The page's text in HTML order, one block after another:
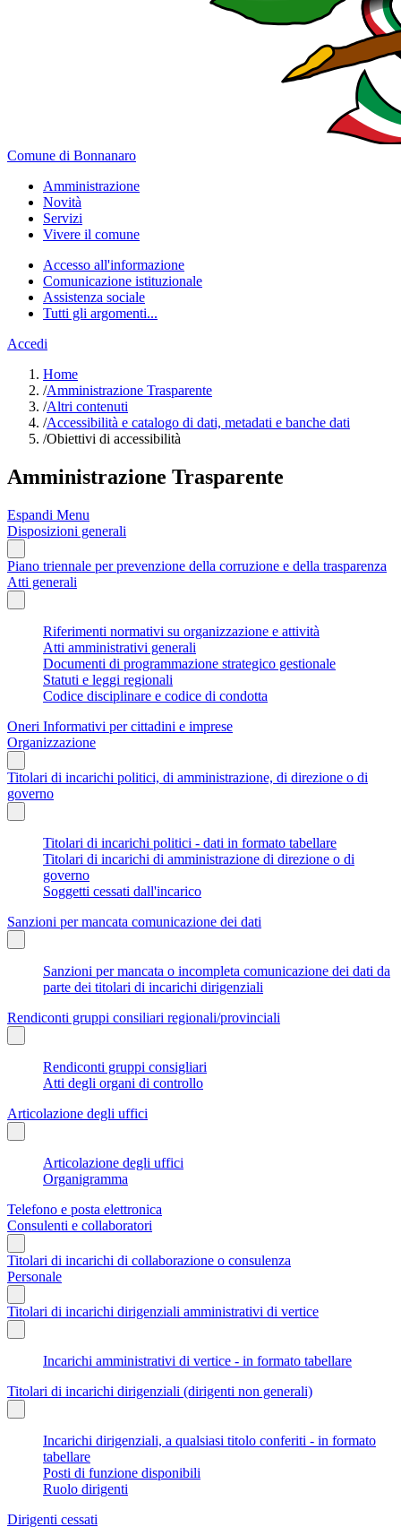
Comune di Bonnanaro
Amministrazione
Novità
Servizi
Vivere il comune
Accesso all'informazione
Comunicazione istituzionale
Assistenza sociale
Tutti gli argomenti...
Accedi
Home
/Amministrazione Trasparente
/Altri contenuti
/Accessibilità e catalogo di dati, metadati e banche dati
/Obiettivi di accessibilità
Amministrazione Trasparente
Espandi Menu
Disposizioni generali
Piano triennale per prevenzione della corruzione e della trasparenza
Atti generali
Riferimenti normativi su organizzazione e attività
Atti amministrativi generali
Documenti di programmazione strategico gestionale
Statuti e leggi regionali
Codice disciplinare e codice di condotta
Oneri Informativi per cittadini e imprese
Organizzazione
Titolari di incarichi politici, di amministrazione, di direzione o di
governo
Titolari di incarichi politici - dati in formato tabellare
Titolari di incarichi di amministrazione di direzione o di
governo
Soggetti cessati dall'incarico
Sanzioni per mancata comunicazione dei dati
Sanzioni per mancata o incompleta comunicazione dei dati da
parte dei titolari di incarichi dirigenziali
Rendiconti gruppi consiliari regionali/provinciali
Rendiconti gruppi consigliari
Atti degli organi di controllo
Articolazione degli uffici
Articolazione degli uffici
Organigramma
Telefono e posta elettronica
Consulenti e collaboratori
Titolari di incarichi di collaborazione o consulenza
Personale
Titolari di incarichi dirigenziali amministrativi di vertice
Incarichi amministrativi di vertice - in formato tabellare
Titolari di incarichi dirigenziali (dirigenti non generali)
Incarichi dirigenziali, a qualsiasi titolo conferiti - in formato
tabellare
Posti di funzione disponibili
Ruolo dirigenti
Dirigenti cessati